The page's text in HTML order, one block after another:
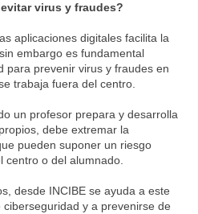
virus y fraudes?
aplicaciones digitales facilita la
embargo es fundamental
para prevenir virus y fraudes en
trabaja fuera del centro.
un profesor prepara y desarrolla
debe extremar la
pueden suponer un riesgo
centro o del alumnado.
desde INCIBE se ayuda a este
y a prevenirse de